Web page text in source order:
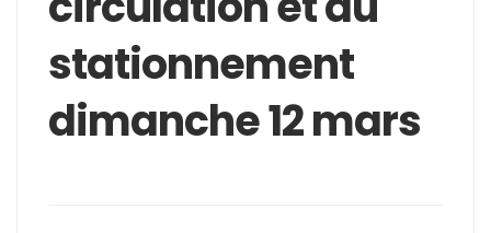
stationnement
dimanche 12 mars